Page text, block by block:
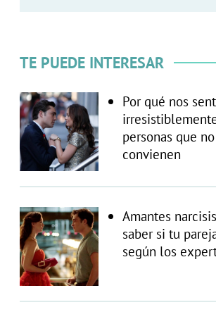
TE PUEDE INTERESAR
Por qué nos
personas que
convienen
Amantes
saber si tu
según los